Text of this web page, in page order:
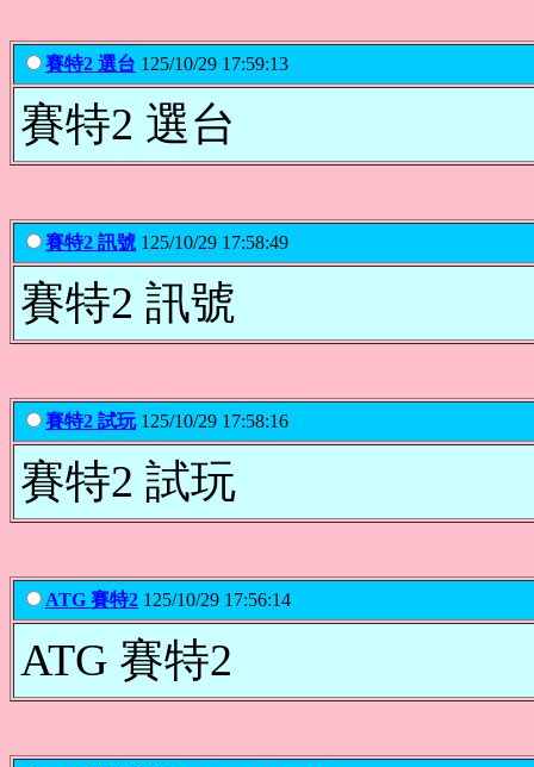
賽特2 選台 125/10/29 17:59:13
賽特2 選台
賽特2 訊號 125/10/29 17:58:49
賽特2 訊號
賽特2 試玩125/10/29 17:58:16
賽特2 試玩
ATG 賽特2 125/10/29 17:56:14
ATG 賽特2